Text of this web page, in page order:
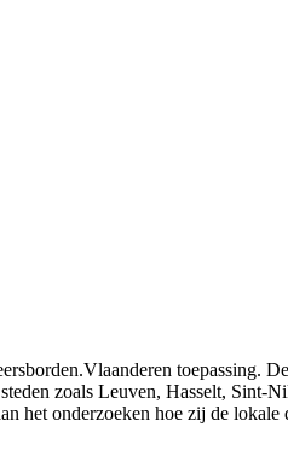
toepassing.
zoals Leuven, Hasselt,
het onderzoeken hoe zij de